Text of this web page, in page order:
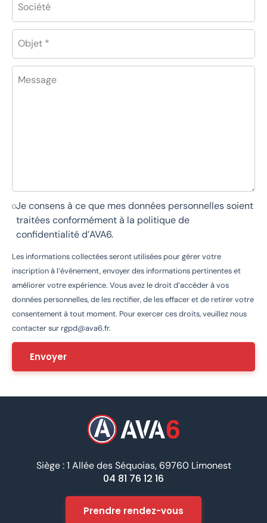
Société
Objet *
Message
Je consens à ce que mes données personnelles soient
traitées conformément à la politique de
confidentialité d’AVA6.
Les informations collectées seront utilisées pour gérer votre
inscription à l’événement, envoyer des informations pertinentes et
améliorer votre expérience. Vous avez le droit d’accéder à vos
données personnelles, de les rectifier, de les effacer et de retirer votre
consentement à tout moment. Pour exercer ces droits, veuillez nous
contacter sur rgpd@ava6.fr.
Siège : 1 Allée des Séquoias, 69760 Limonest
04 81 76 12 16
Prendre rendez-vous